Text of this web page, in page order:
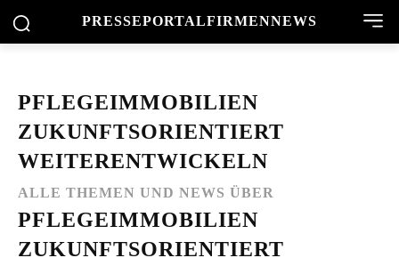
PRESSEPORTALFIRMENNEWS
PFLEGEIMMOBILIEN
ZUKUNFTSORIENTIERT
WEITERENTWICKELN
ALLE THEMEN UND NEWS ÜBER
PFLEGEIMMOBILIEN
ZUKUNFTSORIENTIERT